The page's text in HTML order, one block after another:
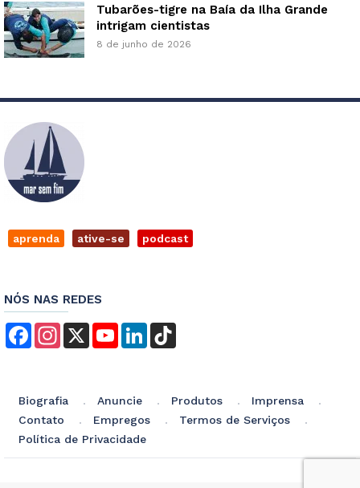
Tubarões-tigre na Baía da Ilha Grande
intrigam cientistas
8 de junho de 2026
aprenda ative-se podcast
NÓS NAS REDES
FacebookInstagram
X YouTubeLinkedIn
Biografia Anuncie Produtos
Imprensa
Contato
Empregos
Termos de Serviços
Política de Privacidade